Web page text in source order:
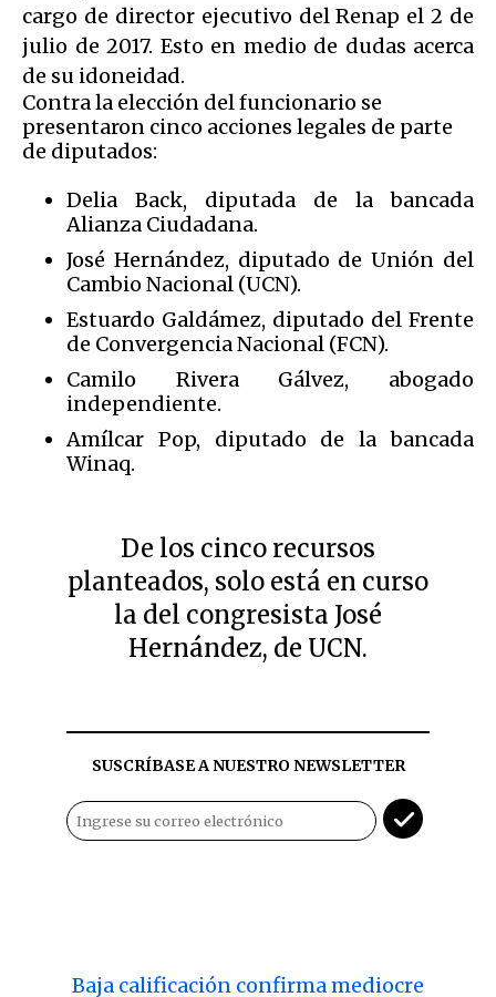
cargo de director ejecutivo del Renap el 2 de
julio de 2017. Esto en medio de dudas acerca
de su idoneidad.
Contra la elección del funcionario se
presentaron cinco acciones legales de parte
de diputados:
Delia Back, diputada de la bancada
Alianza Ciudadana.
José Hernández, diputado de Unión del
Cambio Nacional (UCN).
Estuardo Galdámez, diputado del Frente
de Convergencia Nacional (FCN).
Camilo Rivera Gálvez, abogado
independiente.
Amílcar Pop, diputado de la bancada
Winaq.
De los cinco recursos
planteados, solo está en curso
la del congresista José
Hernández, de UCN.
SUSCRÍBASE A NUESTRO NEWSLETTER
Baja calificación confirma mediocre